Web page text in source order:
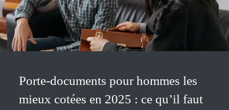
Porte-documents pour hommes les
mieux cotées en 2025 : ce qu’il faut